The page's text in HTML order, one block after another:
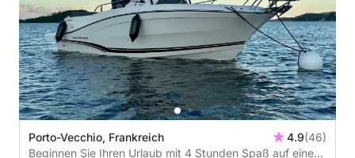
Porto-Vecchio, Frankreich 4.9(46)
Beginnen Sie Ihren Urlaub mit 4 Stunden Spaß auf einem